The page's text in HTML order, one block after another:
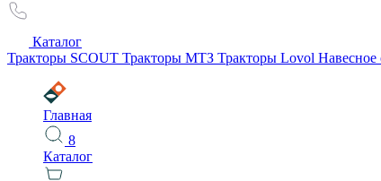
Каталог
Тракторы SCOUT Тракторы МТЗ Тракторы Lovol Навесное
Главная
8
Каталог